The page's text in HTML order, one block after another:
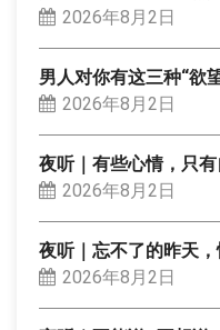
2026年8月2日
男人对你有这三种“欲
2026年8月2日
夜听｜有些心情，只
2026年8月2日
夜听｜忘不了的昨天
2026年8月2日